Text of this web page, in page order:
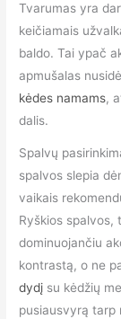
Tvarumas yra
keičiamais
baldo. Tai ypač
apmušalas
kėdes namams,
dalis.
Spalvų
spalvos slepia
vaikais
Ryškios spalvos,
dominuojančiu
kontrastą, o ne
dydį su kėdžių
pusiausvyrą tarp